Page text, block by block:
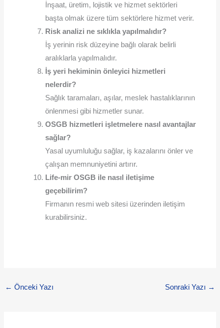
İnşaat, üretim, lojistik ve hizmet sektörleri
başta olmak üzere tüm sektörlere hizmet verir.
Risk analizi ne sıklıkla yapılmalıdır?
İş yerinin risk düzeyine bağlı olarak belirli
aralıklarla yapılmalıdır.
İş yeri hekiminin önleyici hizmetleri
nelerdir?
Sağlık taramaları, aşılar, meslek hastalıklarının
önlenmesi gibi hizmetler sunar.
OSGB hizmetleri işletmelere nasıl avantajlar
sağlar?
Yasal uyumluluğu sağlar, iş kazalarını önler ve
çalışan memnuniyetini artırır.
Life-mir OSGB ile nasıl iletişime
geçebilirim?
Firmanın resmi web sitesi üzerinden iletişim
kurabilirsiniz.
← Önceki Yazı Sonraki Yazı →